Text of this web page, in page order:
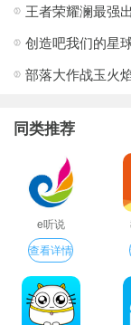
同类推荐
e听说
查看详情